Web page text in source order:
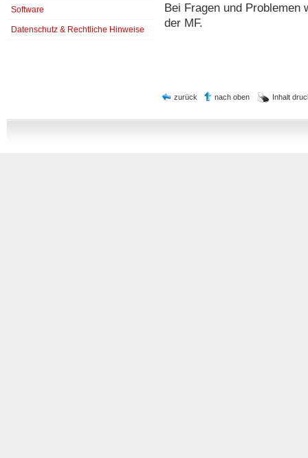
Software
Datenschutz & Rechtliche Hinweise
Bei Fragen und Problemen
der MF.
zurück nach oben Inhalt